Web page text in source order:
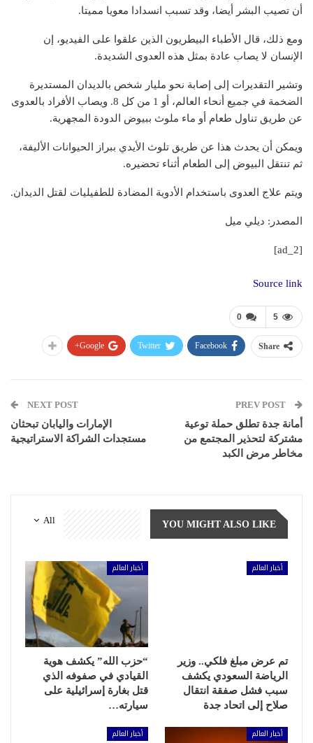
أن تصيب البشر أيضا، وقد تسبب انسدادا معويا مميتا.
ومع ذلك، قال الأطباء البيطريون الذين علقوا على الفيديو، إن
الإنسان لا يصاب عادة بمثل هذه العدوى الشديدة.
وتشير التقديرات إلى إصابة نحو مليار شخص بالديدان المستديرة
الضخمة في جميع أنحاء العالم، أو 1 من كل 8. ويصاب الأفراد بالعدوى
عن طريق تناول طعام أو ماء ملوث ببيوض الدودة المجهرية.
ويمكن أن يحدث هذا عن طريق تلوث الأيدي ببراز الحيوانات الأليفة،
ثم تنتقل البيوض إلى الطعام أثناء تحضيره.
ويتم علاج العدوى باستخدام الأدوية المضادة للطفيليات لقتل الديدان.
المصدر: ديلي ميل
[ad_2]
Source link
0 5
Share
Facebook
Twitter
Google+
أمانة جدة تطلق حملة توعية
مشتركة لتحذير المجتمع من
مخاطر مرض الكبد
NEXT POST
الإمارات واليابان تبحثان
مستجدات الشراكة الاستراتيجية
All YOU MIGHT ALSO LIKE
أخبار العالم
تم عرض مبلغ فلكي.. وزير
الرياضة السعودي يكشف
سبب فشل صفقة انتقال
صلاح إلى اتحاد جدة
أخبار العالم
“حزب الله” يكشف هوية
القيادي في صفوفه الذي
قتل بغارة إسرائيلية على
سيارته…
أخبار العالم أخبار العالم